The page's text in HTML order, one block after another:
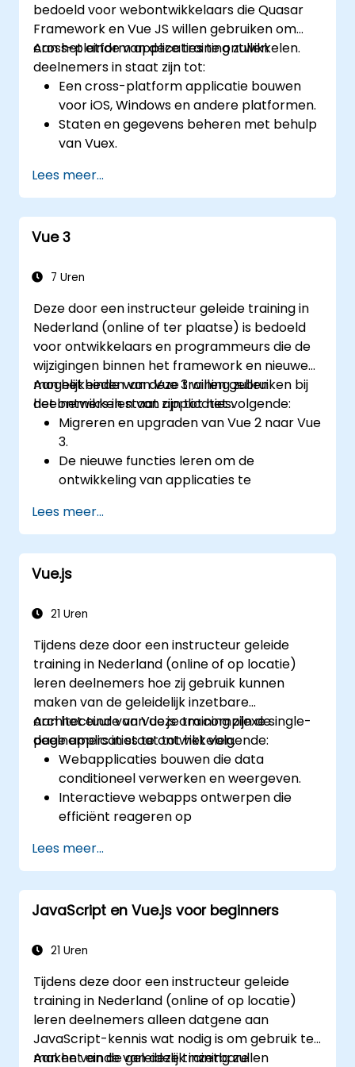
bedoeld voor webontwikkelaars die Quasar
Framework en Vue JS willen gebruiken om
cross-platform applicaties te ontwikkelen.
Aan het einde van deze training zullen
deelnemers in staat zijn tot:
Een cross-platform applicatie bouwen
voor iOS, Windows en andere platformen.
Staten en gegevens beheren met behulp
van Vuex.
Firebase.
Lees meer...
Vue 3
7 Uren
Deze door een instructeur geleide training in
Nederland (online of ter plaatse) is bedoeld
voor ontwikkelaars en programmeurs die de
wijzigingen binnen het framework en nieuwe
mogelijkheden van Vue 3 willen gebruiken bij
het ontwikkelen van applicaties.
Aan het einde van deze training zullen
deelnemers in staat zijn tot het volgende:
Migreren en upgraden van Vue 2 naar Vue
3.
De nieuwe functies leren om de
ontwikkeling van applicaties te
Vue 3 testen en toepassen bij het maken
van onderhoudbare en betrouwbare
applicaties.
Lees meer...
Vue.js
21 Uren
Tijdens deze door een instructeur geleide
training in Nederland (online of op locatie)
leren deelnemers hoe zij gebruik kunnen
maken van de geleidelijk inzetbare
architectuur van Vue.js om complexe single-
page applicaties te ontwikkelen.
Aan het einde van deze training zijn de
deelnemers in staat tot het volgende:
Webapplicaties bouwen die data
conditioneel verwerken en weergeven.
Interactieve webapps ontwerpen die
efficiënt reageren op
Modulair en herbruikbaar code schrijven.
Een basisimplementatie geleidelijk
uitbreiden tot een volledige single-page
applicatie.
webpagina’s.
de mogelijkheden van het framework uit
te breiden.
Lees meer...
JavaScript en Vue.js voor beginners
21 Uren
Tijdens deze door een instructeur geleide
training in Nederland (online of op locatie)
leren deelnemers alleen datgene aan
JavaScript-kennis wat nodig is om gebruik te
maken van de geleidelijk inzetbare
Aan het einde van deze training zullen